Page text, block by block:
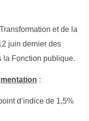
et de la
juin dernier des
la Fonction publique.
:
d’indice de 1,5%